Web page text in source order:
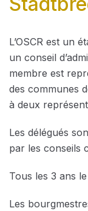
L’OSCR est un
un conseil
membre est
des communes
à deux
Les délégués
par les conseils
Tous les 3 ans
Les